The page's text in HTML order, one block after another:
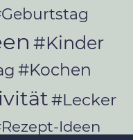
#Kinder
#Kochen
#Lecker
Ideen